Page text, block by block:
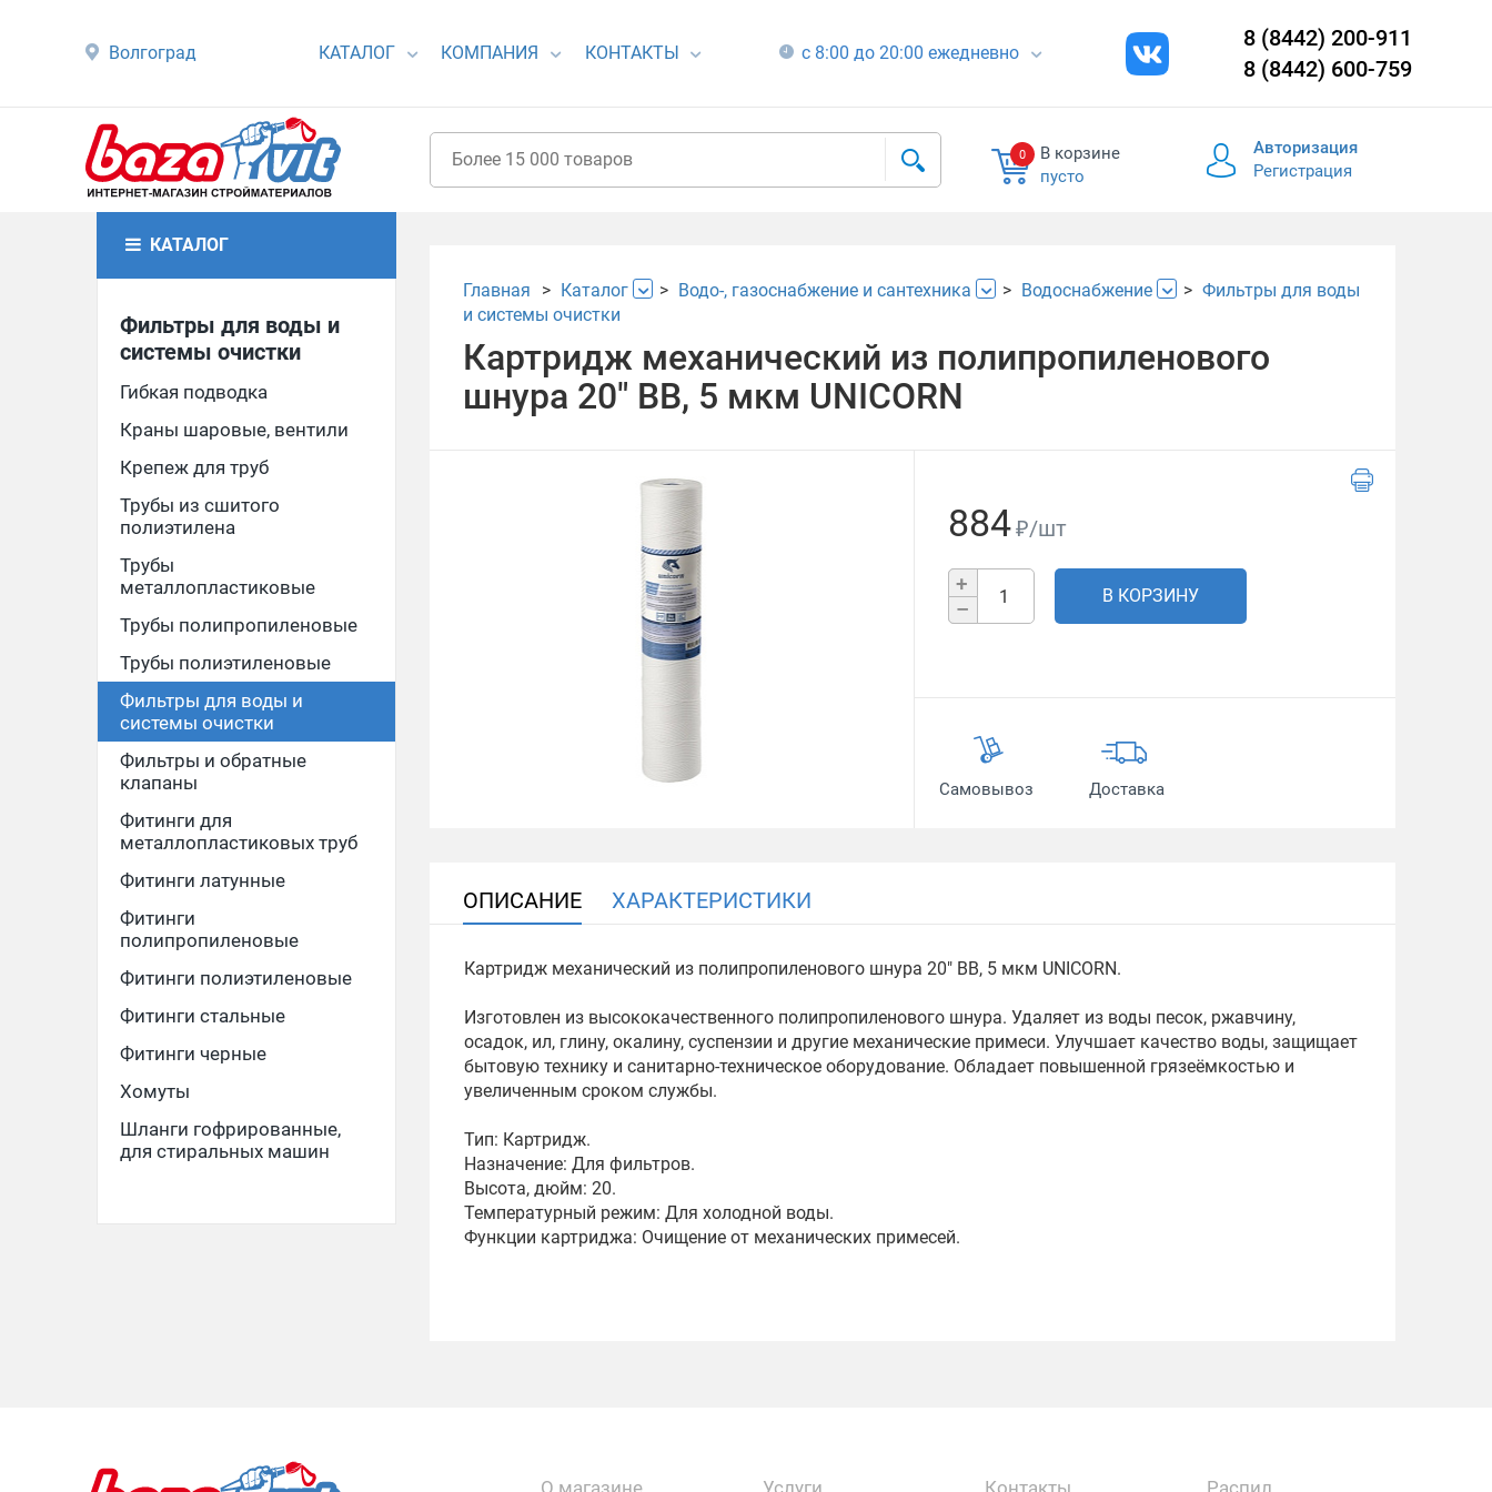
Волгоград КАТАЛОГ КОМПАНИЯ КОНТАКТЫ с 8:00 до 20:00 ежедневно
8 (8442) 200-911
8 (8442) 600-759
0
В корзине
пусто
Авторизация
Регистрация
КАТАЛОГ
Фильтры для воды и
системы очистки
Гибкая подводка
Краны шаровые, вентили
Крепеж для труб
Трубы из сшитого
полиэтилена
Трубы
металлопластиковые
Трубы полипропиленовые
Трубы полиэтиленовые
Фильтры для воды и
системы очистки
Фильтры и обратные
клапаны
Фитинги для
металлопластиковых труб
Фитинги латунные
Фитинги
полипропиленовые
Фитинги полиэтиленовые
Фитинги стальные
Фитинги черные
Хомуты
Шланги гофрированные,
для стиральных машин
Главная Каталог Водо-, газоснабжение и сантехника Водоснабжение
Фильтры для воды
и системы очистки
Картридж механический из полипропиленового
шнура 20" ВВ, 5 мкм UNICORN
884₽/шт
+
–
В КОРЗИНУ
Самовывоз Доставка
ОПИСАНИЕ ХАРАКТЕРИСТИКИ
Картридж механический из полипропиленового шнура 20" ВВ, 5 мкм UNICORN.
Изготовлен из высококачественного полипропиленового шнура. Удаляет из воды песок, ржавчину,
осадок, ил, глину, окалину, суспензии и другие механические примеси. Улучшает качество воды, защищает
бытовую технику и санитарно-техническое оборудование. Обладает повышенной грязеёмкостью и
увеличенным сроком службы.
Тип: Картридж.
Назначение: Для фильтров.
Высота, дюйм: 20.
Температурный режим: Для холодной воды.
Функции картриджа: Очищение от механических примесей.
О магазине Услуги Контакты Распил